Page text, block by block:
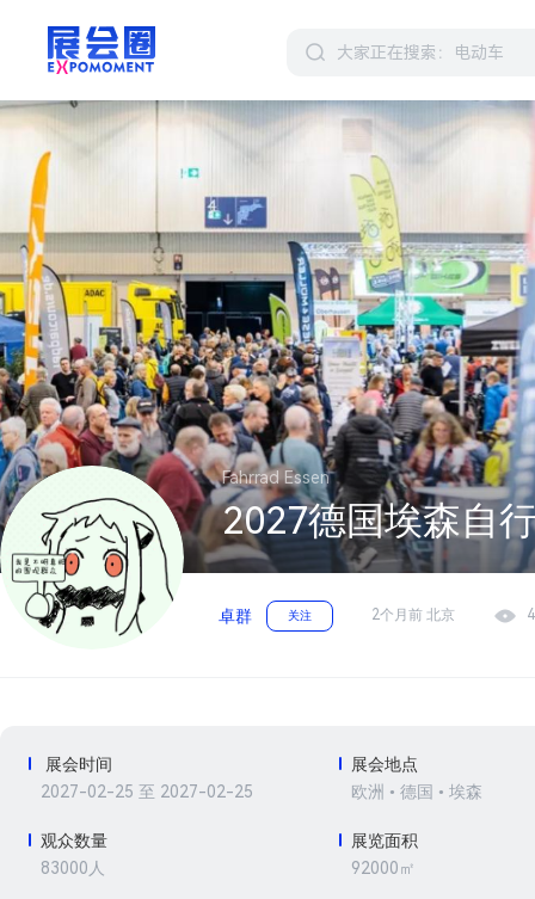
Fahrrad Essen
2027德国埃森自
卓群 关注 2个月前 北京
展会时间
2027-02-25 至 2027-02-25
展会地点
欧洲 • 德国 • 埃森
观众数量
83000人
展览面积
92000㎡